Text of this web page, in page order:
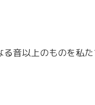
る音以上のものを私